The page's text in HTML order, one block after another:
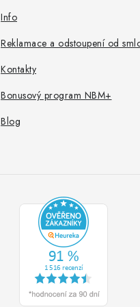
Info
Reklamace a odstoupení od
Kontakty
Bonusový program NBM+
Blog